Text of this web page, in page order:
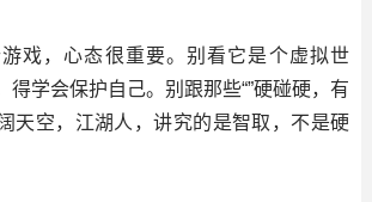
戏，心态很重要。别看它是个虚拟世
得学会保护自己。别跟那些“”硬碰硬，有
天空，江湖人，讲究的是智取，不是硬